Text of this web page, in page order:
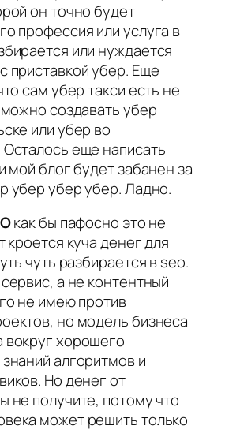
он точно будет
профессия или услуга в
или нуждается
приставкой убер. Еще
сам убер такси есть не
создавать убер
или убер во
еще написать
мой блог будет забанен за
убер убер убер. Ладно.
как бы пафосно это не
кроется куча денег для
чуть разбирается в seo.
а не контентный
не имею против
но модель бизнеса
вокруг хорошего
алгоритмов и
Но денег от
не получите, потому что
может решить только